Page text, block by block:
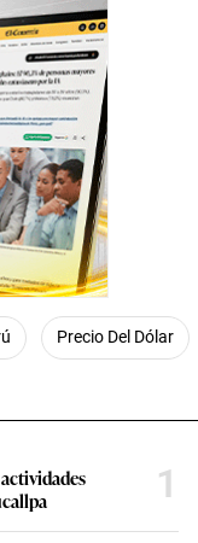
Precio Del Dólar
1